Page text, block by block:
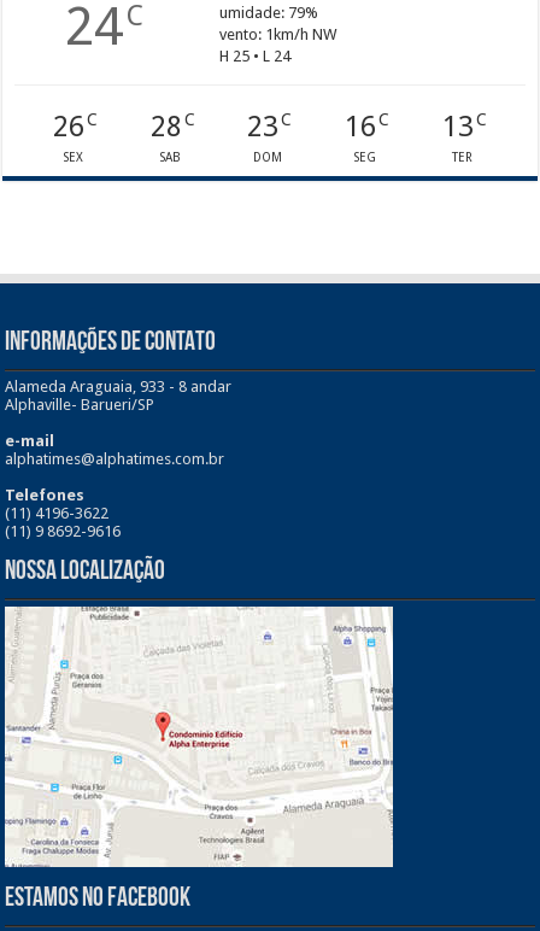
24C
umidade: 79%
vento: 1km/h NW
H 25 • L 24
26C
SEX
28C
SAB
23 C
DOM
16C
SEG
13C
TER
INFORMAÇÕES DE CONTATO
Alameda Araguaia, 933 - 8 andar
Alphaville- Barueri/SP
e-mail
alphatimes@alphatimes.com.br
Telefones
(11) 4196-3622
(11) 9 8692-9616
Nossa Localização
Estamos no Facebook